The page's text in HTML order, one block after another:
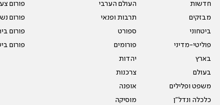
חדשות
מבזקים
ביטחוני
פוליטי-מדיני
בארץ
בעולם
משפט ופלילים
כלכלה ונדל"ן
העולם הערבי
תרבות ופנאי
ספורט
פורומים
יהדות
צרכנות
אופנה
מוסיקה
פורום
פורום
פורום
פורום